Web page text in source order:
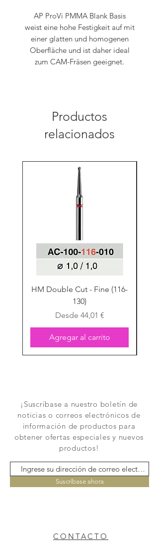
AP ProVi PMMA Blank Basis
weist eine hohe Festigkeit auf mit
einer glatten und homogenen
Oberfläche und ist daher ideal
zum CAM-Fräsen geeignet.
Productos
relacionados
HM Double Cut - Fine (116-
130)
Desde 44,01 €
Precio de oferta
Agregar al carrito
¡Suscríbase a nuestro boletín de
noticias o correos electrónicos de
información de productos para
obtener ofertas especiales y nuevos
productos!
Suscríbase ahora
CONTACTO